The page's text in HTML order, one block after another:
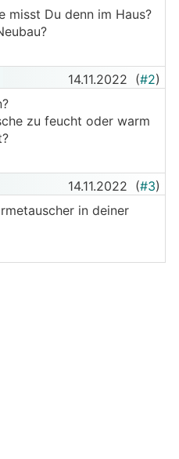
misst Du denn im Haus?
14.11.2022 (#2)
zu feucht oder warm
14.11.2022 (#3)
in deiner